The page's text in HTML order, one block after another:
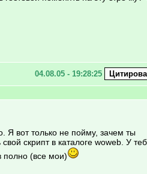
04.08.05 - 19:28:25
Я вот только не пойму, зачем ты
скрипт в каталоге woweb. У
полно (все мои)